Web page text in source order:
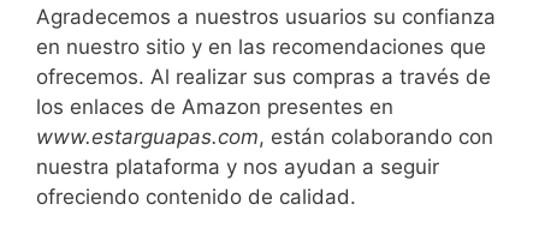
Agradecemos a nuestros usuarios su confianza
en nuestro sitio y en las recomendaciones que
ofrecemos. Al realizar sus compras a través de
los enlaces de Amazon presentes en
www.estarguapas.com, están colaborando con
nuestra plataforma y nos ayudan a seguir
ofreciendo contenido de calidad.